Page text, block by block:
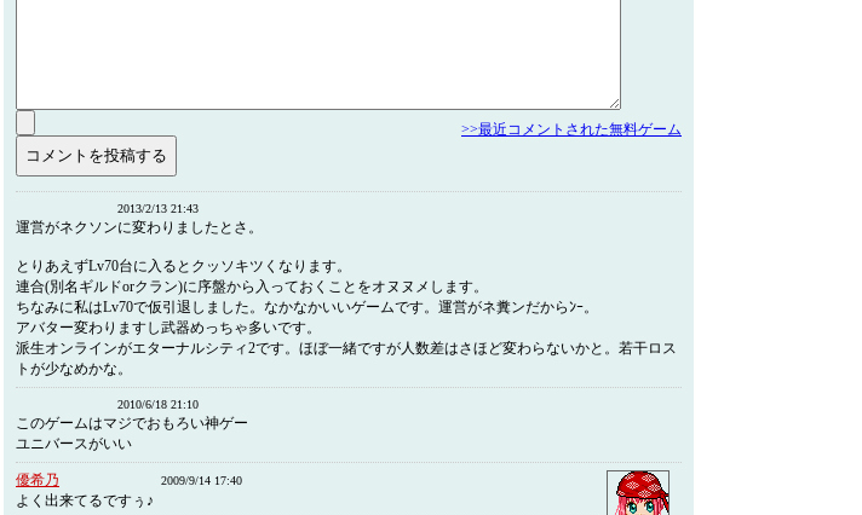
>>最近コメントされた無料ゲーム
2013/2/13 21:43
運営がネクソンに変わりましたとさ。
とりあえずLv70台に入るとクッソキツくなります。
連合(別名ギルドorクラン)に序盤から入っておくことをオヌヌメします。
ちなみに私はLv70で仮引退しました。なかなかいいゲームです。運営がネ糞ンだからﾝｰ。
アバター変わりますし武器めっちゃ多いです。
派生オンラインがエターナルシティ2です。ほぼ一緒ですが人数差はさほど変わらないかと。若干ロス
トが少なめかな。
2010/6/18 21:10
このゲームはマジでおもろい神ゲー
ユニバースがいい
優希乃 2009/9/14 17:40
よく出来てるですぅ♪